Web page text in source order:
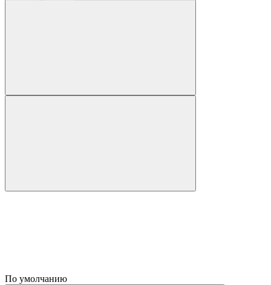
По умолчанию